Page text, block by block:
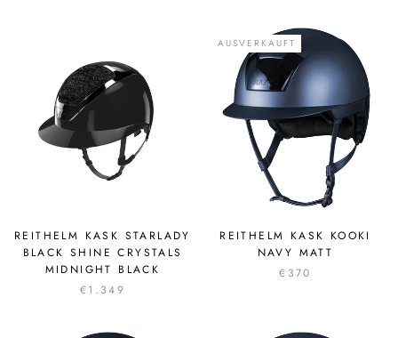
REITHELM KASK STARLADY
BLACK SHINE CRYSTALS
MIDNIGHT BLACK
€1.349
AUSVERKAUFT
REITHELM KASK KOOKI
NAVY MATT
€370